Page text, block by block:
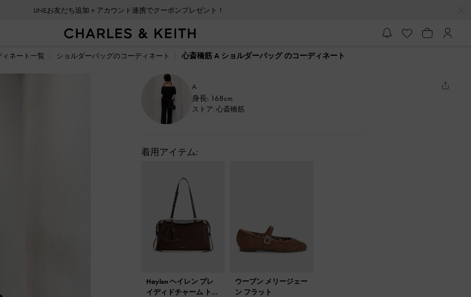
LINEお友だち追加＋アカウント連携でクーポンプレゼント！
ィネート一覧 ショルダーバッグのコーディネート 心斎橋筋 A ショルダーバッグ のコーディネート
A
身長: 168cm
ストア: 心斎橋筋
着用アイテム:
Haylen ヘイレン ブレ
イディドチャーム トー
ウーブン メリージェー
ン フラット